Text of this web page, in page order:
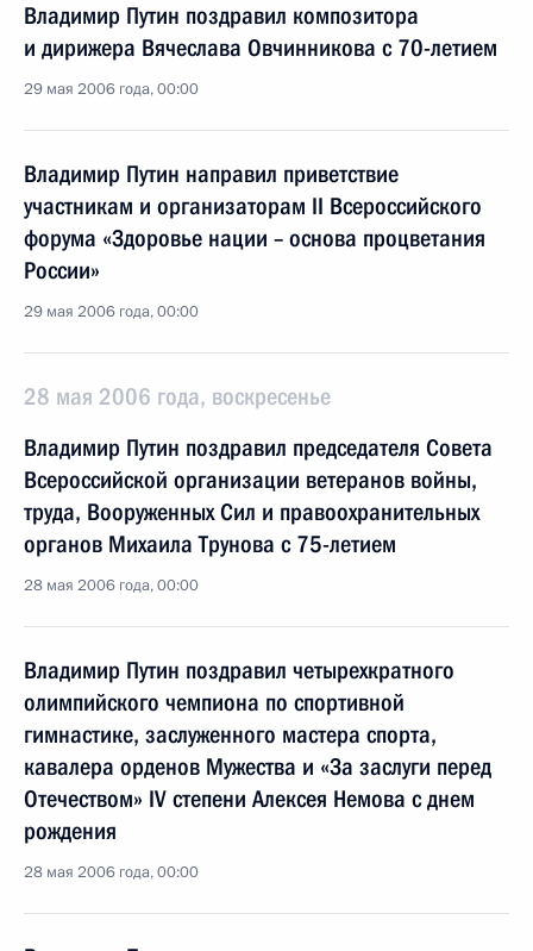
Владимир Путин поздравил композитора
и дирижера Вячеслава Овчинникова с 70-летием
29 мая 2006 года, 00:00
Владимир Путин направил приветствие
участникам и организаторам II Всероссийского
форума «Здоровье нации – основа процветания
России»
29 мая 2006 года, 00:00
28 мая 2006 года, воскресенье
Владимир Путин поздравил председателя Совета
Всероссийской организации ветеранов войны,
труда, Вооруженных Сил и правоохранительных
органов Михаила Трунова с 75-летием
28 мая 2006 года, 00:00
Владимир Путин поздравил четырехкратного
олимпийского чемпиона по спортивной
гимнастике, заслуженного мастера спорта,
кавалера орденов Мужества и «За заслуги перед
Отечеством» IV степени Алексея Немова с днем
рождения
28 мая 2006 года, 00:00